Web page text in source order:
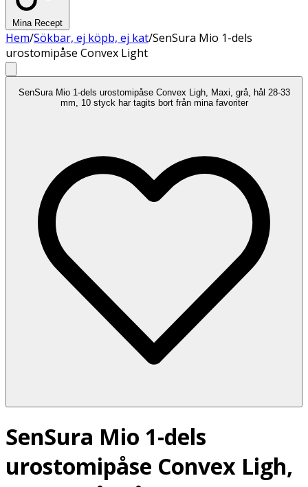
Mina Recept
Hem/Sökbar, ej köpb, ej kat/SenSura Mio 1-dels
urostomipåse Convex Light
SenSura Mio 1-dels urostomipåse Convex Ligh, Maxi, grå, hål 28-33
mm, 10 styck har tagits bort från mina favoriter
SenSura Mio 1-dels
urostomipåse Convex Ligh,